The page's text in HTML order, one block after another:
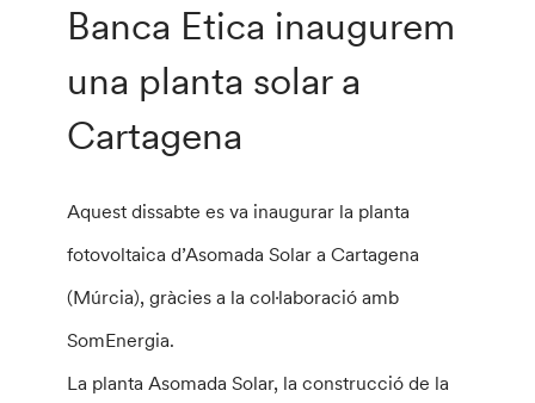
Banca Etica inaugurem
una planta solar a
Cartagena
Aquest dissabte es va inaugurar la planta
fotovoltaica d’Asomada Solar a Cartagena
(Múrcia), gràcies a la col·laboració amb
SomEnergia.
La planta Asomada Solar, la construcció de la